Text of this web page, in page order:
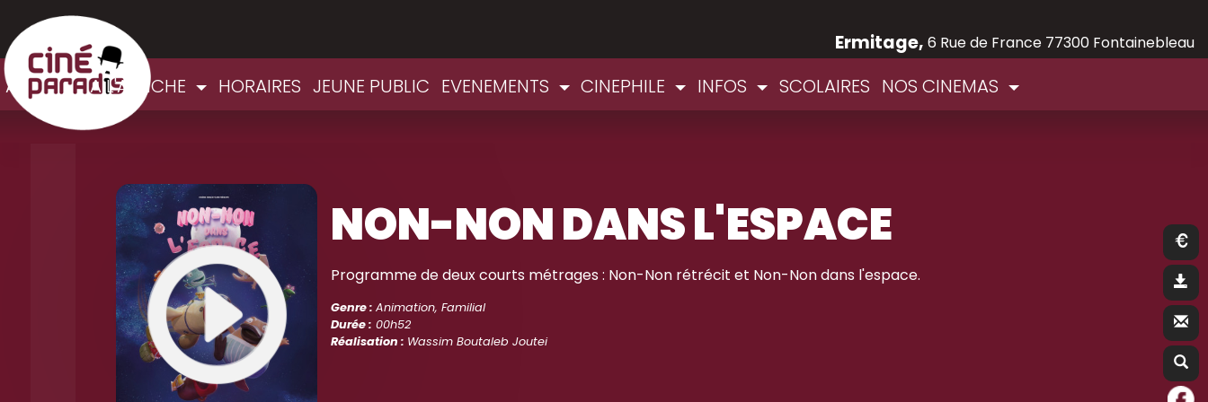
Ermitage, 6 Rue de France 77300 Fontainebleau
ACCUEIL A L'AFFICHE HORAIRES JEUNE PUBLIC EVENEMENTS CINEPHILE INFOS SCOLAIRES NOS CINEMAS
NON-NON DANS L'ESPACE
Programme de deux courts métrages : Non-Non rétrécit et Non-Non dans l'espace.
Genre : Animation, Familial
Durée : 00h52
Réalisation : Wassim Boutaleb Joutei